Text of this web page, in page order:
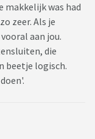
makkelijk was had
zeer. Als je
aan jou.
die
beetje logisch.